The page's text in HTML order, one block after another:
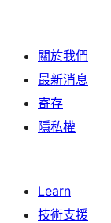
關於我們
最新消息
寄存
隱私權
Learn
技術支援